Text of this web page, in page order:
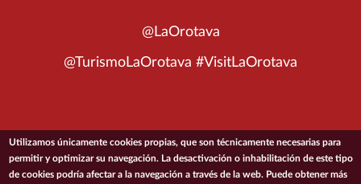
@LaOrotava
@TurismoLaOrotava #VisitLaOrotava
© 2026 Ayuntamiento de la Villa de La Orotava
Utilizamos únicamente cookies propias, que son técnicamente necesarias para
permitir y optimizar su navegación. La desactivación o inhabilitación de este tipo
de cookies podría afectar a la navegación a través de la web. Puede obtener más